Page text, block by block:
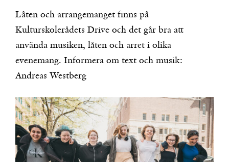
Låten och arrangemanget finns på
Kulturskolerådets Drive och det går bra att
använda musiken, låten och arret i olika
evenemang. Informera om text och musik:
Andreas Westberg